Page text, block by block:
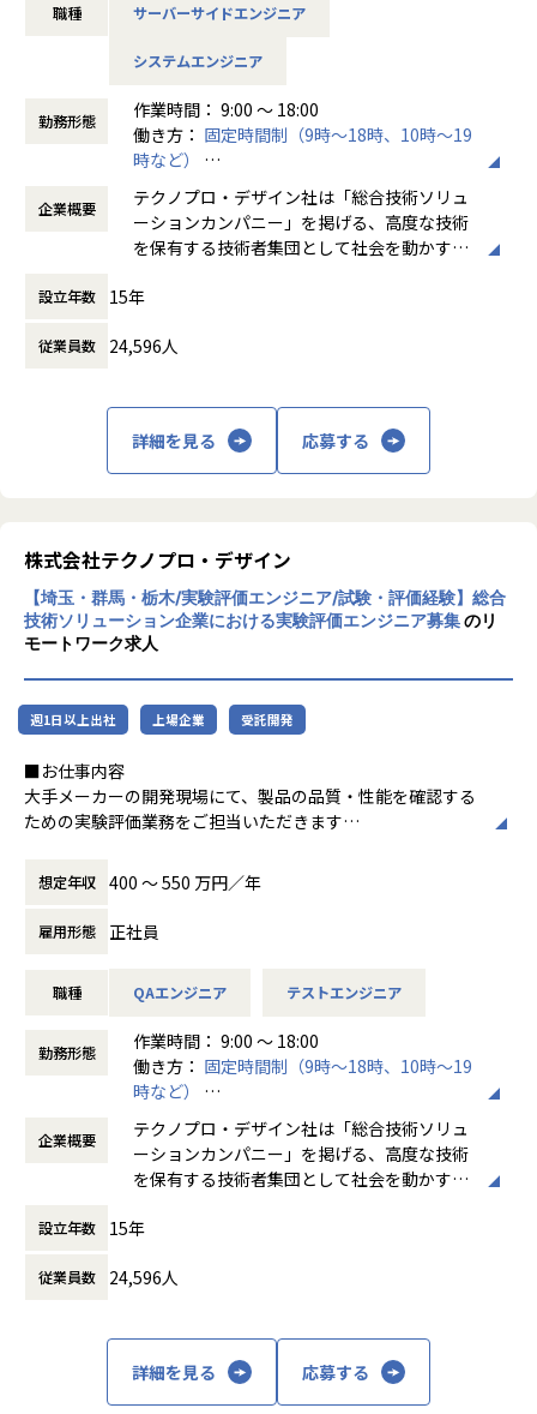
・オンプレミス環境でのWebアプリ開発及びクラウド環境へ
・3D Secure認証サービスの基盤開発PM
会社についての詳細
当社は、約8,500名のエンジニアの現場力と技術コンサルテ
ィングを融合し、課題解決から価値創造までを一貫して支援
する総合技術ソリューションカンパニーです。
輸送用機器、産業用機械、精密機器、電子部品、医療機器な
が高度な技術経験を積むことのできる環境を提供していま
さらに、体系的な教育・研修制度を通じて先端技術の習得を
【業務の変更の範囲】
会社の定める業務
職種 サーバーサイドエンジニア
システムエンジニア
勤務形態
作業時間： 9:00 ～ 18:00
働き方： 固定時間制（9時～18時、10時～19
時など）
時間外労働の有無： 有（月平均20時間）
休憩時間： 60分
企業概要
テクノプロ・デザイン社は「総合技術ソリュ
ーションカンパニー」を掲げる、高度な技術
を保有する技術者集団として社会を動かすこ
に渡ります。いわゆる技術者派遣と呼ばれ
働く場所に関わらない事業支援や最新技術を
用いた研究開発などを行っています。
程プロジェクトの増加といった世の中で技術
者集団として価値提供を行うために、エンジ
ニアが生涯活躍できる環境を考え事業運営を
行っています。
設立年数 15年
従業員数 24,596人
詳細を見る 応募する
株式会社テクノプロ・デザイン
【埼玉・群馬・栃木/実験評価エンジニア/試験・評価経験】総合
技術ソリューション企業における実験評価エンジニア募集のリ
モートワーク求人
週1日以上出社 上場企業 受託開発
■お仕事内容
大手メーカーの開発現場にて、製品の品質・性能を確認する
ための実験評価業務をご担当いただきます
【業務内容】
・信頼性評価、試験実施
・各部品の耐久や性能を評価する為に、検査機器の準備
・検査機器の操作
・試作実験評価
製品開発における重要な工程を担うポジションであり、設計
部門や品質保証部門と連携しながら評価・検証業務を進めて
いただきます。
会社についての詳細
ィングを融合し、課題解決から価値創造までを一貫して支援
輸送用機器、産業用機械、精密機器、電子部品、医療機器な
さらに、体系的な教育・研修制度を通じて先端技術の習得を
促進し、エンジニア一人ひとりの専門性向上と高付加価値化
想定年収 400 〜 550 万円／年
雇用形態 正社員
職種 QAエンジニア テストエンジニア
勤務形態
作業時間： 9:00 ～ 18:00
働き方： 固定時間制（9時～18時、10時～19
時など）
時間外労働の有無： 有（月平均20時間）
休憩時間： 60分
企業概要
テクノプロ・デザイン社は「総合技術ソリュ
ーションカンパニー」を掲げる、高度な技術
を保有する技術者集団として社会を動かすこ
に渡ります。いわゆる技術者派遣と呼ばれ
働く場所に関わらない事業支援や最新技術を
用いた研究開発などを行っています。
設立年数 15年
従業員数 24,596人
詳細を見る 応募する